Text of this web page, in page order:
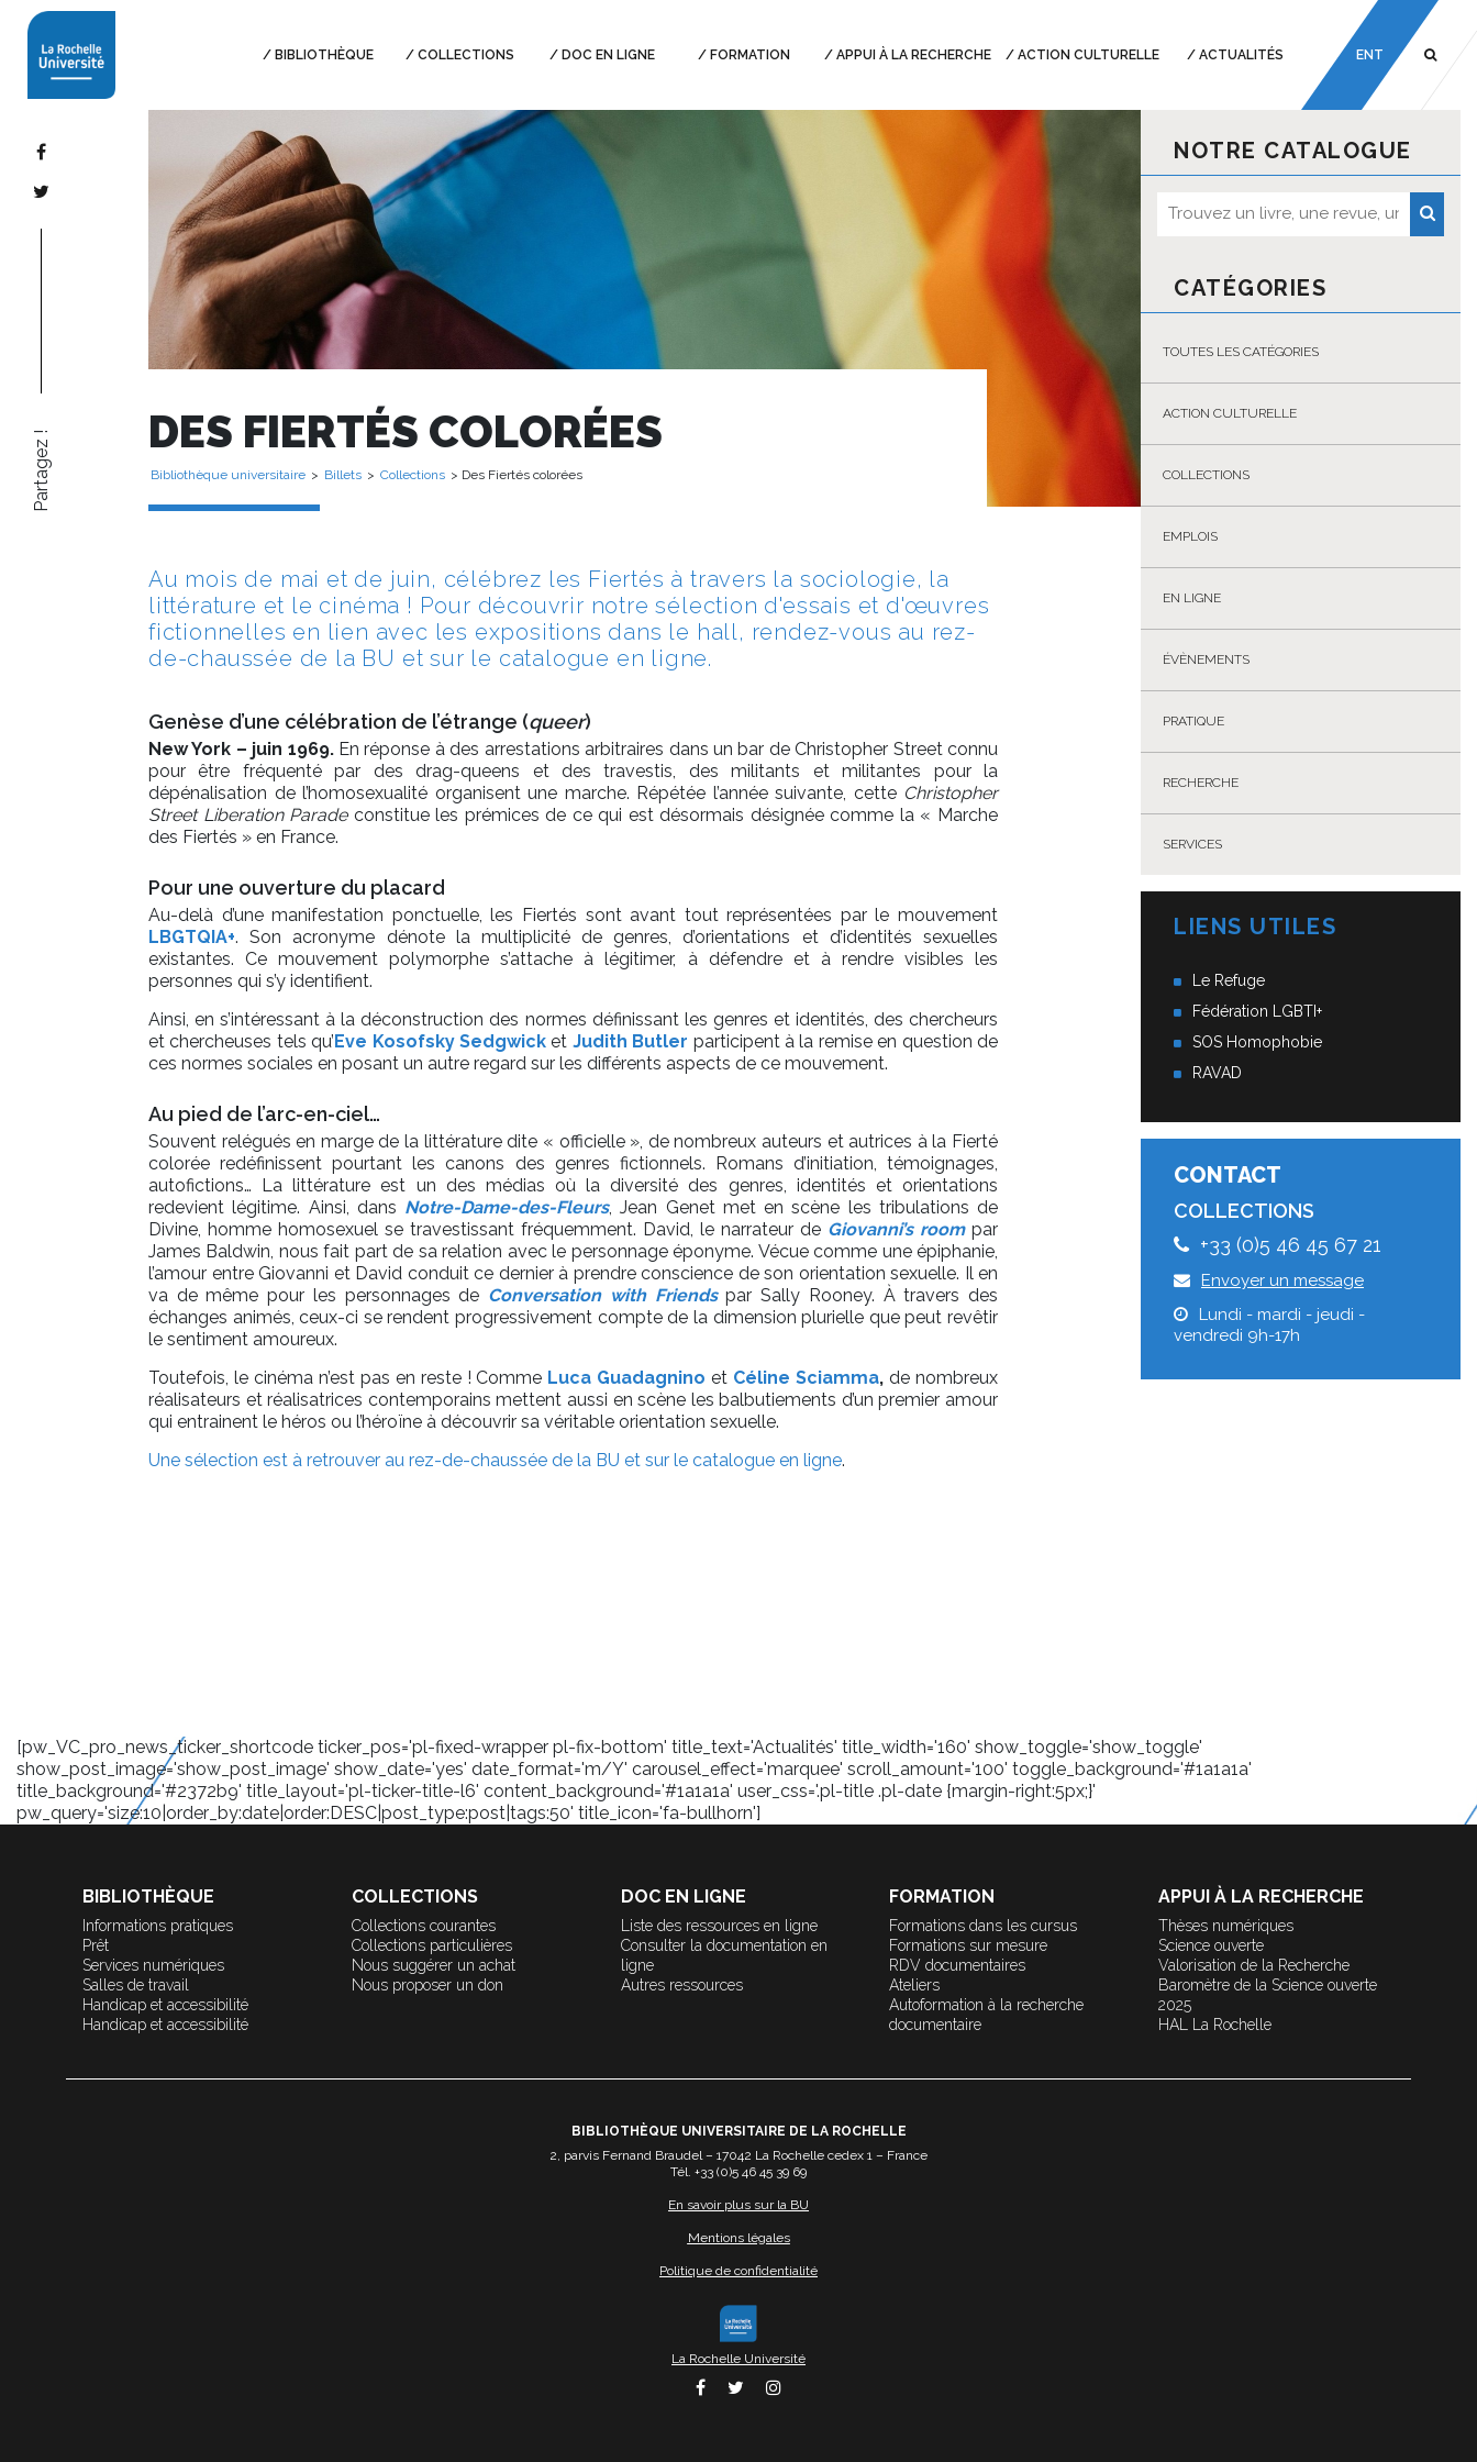
BIBLIOTHÈQUE COLLECTIONS DOC EN LIGNE FORMATION APPUI À LA RECHERCHE ACTION CULTURELLE ACTUALITÉS ENT
Partagez ! DES FIERTÉS COLORÉES
Bibliothèque universitaire > Billets > Collections > Des Fiertés colorées
Au mois de mai et de juin, célébrez les Fiertés à travers la sociologie, la
littérature et le cinéma ! Pour découvrir notre sélection d'essais et d'œuvres
fictionnelles en lien avec les expositions dans le hall, rendez-vous au rez-
de-chaussée de la BU et sur le catalogue en ligne.
Genèse d’une célébration de l’étrange (queer)
New York – juin 1969. En réponse à des arrestations arbitraires dans un bar de Christopher Street connu
pour être fréquenté par des drag-queens et des travestis, des militants et militantes pour la
dépénalisation de l’homosexualité organisent une marche. Répétée l’année suivante, cette Christopher
Street Liberation Paradeconstitue les prémices de ce qui est désormais désignée comme la « Marche
des Fiertés » en France.
Pour une ouverture du placard
Au-delà d’une manifestation ponctuelle, les Fiertés sont avant tout représentées par le mouvement
LBGTQIA+. Son acronyme dénote la multiplicité de genres, d’orientations et d’identités sexuelles
existantes. Ce mouvement polymorphe s’attache à légitimer, à défendre et à rendre visibles les
personnes qui s’y identifient.
Ainsi, en s’intéressant à la déconstruction des normes définissant les genres et identités, des chercheurs
et chercheuses tels qu’ Eve Kosofsky Sedgwick et Judith Butler participent à la remise en question de
ces normes sociales en posant un autre regard sur les différents aspects de ce mouvement.
Au pied de l’arc-en-ciel…
Souvent relégués en marge de la littératuredite « officielle », de nombreux auteurs et autrices à la Fierté
colorée redéfinissent pourtant les canons des genres fictionnels. Romans d’initiation, témoignages,
autofictions… La littérature est un des médias où la diversité des genres, identités et orientations
redevient légitime. Ainsi, dans Notre-Dame-des-Fleurs, Jean Genet met en scène les tribulations de
Divine, homme homosexuel se travestissant fréquemment. David, le narrateur de Giovanni’s roompar
James Baldwin, nous fait part de sa relation avec le personnage éponyme. Vécue comme une épiphanie,
l’amour entre Giovanni et David conduit ce dernier à prendre conscience de son orientation sexuelle. Il en
va de même pour les personnages de Conversation with Friendspar Sally Rooney. À travers des
échanges animés, ceux-ci se rendent progressivement compte de la dimension plurielle que peut revêtir
le sentiment amoureux.
Toutefois, le cinéma n’est pas en reste !Comme Luca Guadagnino et Céline Sciamma, de nombreux
réalisateurs et réalisatrices contemporains mettent aussi en scène les balbutiements d’un premier amour
qui entrainent le héros ou l’héroïne à découvrir sa véritable orientation sexuelle.
Une sélection est à retrouver au rez-de-chaussée de la BU et sur le catalogue en ligne.
NOTRE CATALOGUE
CATÉGORIES
TOUTES LES CATÉGORIES
ACTION CULTURELLE
COLLECTIONS
EMPLOIS
EN LIGNE
ÉVÈNEMENTS
PRATIQUE
RECHERCHE
SERVICES
LIENS UTILES
Le Refuge
Fédération LGBTI+
SOS Homophobie
RAVAD
CONTACT
COLLECTIONS
+33 (0)5 46 45 67 21
Envoyer un message
Lundi - mardi - jeudi -
vendredi 9h-17h
[pw_VC_pro_news_ticker_shortcode ticker_pos='pl-fixed-wrapper pl-fix-bottom' title_text='Actualités' title_width='160' show_toggle='show_toggle'
show_post_image='show_post_image' show_date='yes' date_format='m/Y' carousel_effect='marquee' scroll_amount='100' toggle_background='#1a1a1a'
title_background='#2372b9' title_layout='pl-ticker-title-l6' content_background='#1a1a1a' user_css='.pl-title .pl-date {margin-right:5px;}'
pw_query='size:10|order_by:date|order:DESC|post_type:post|tags:50' title_icon='fa-bullhorn']
BIBLIOTHÈQUE
Informations pratiques
Prêt
Services numériques
Salles de travail
Handicap et accessibilité
Handicap et accessibilité
COLLECTIONS
Collections courantes
Collections particulières
Nous suggérer un achat
Nous proposer un don
DOC EN LIGNE
Liste des ressources en ligne
Consulter la documentation en
ligne
Autres ressources
FORMATION
Formations dans les cursus
Formations sur mesure
RDV documentaires
Ateliers
Autoformation à la recherche
documentaire
APPUI À LA RECHERCHE
Thèses numériques
Science ouverte
Valorisation de la Recherche
Baromètre de la Science ouverte
2025
HAL La Rochelle
BIBLIOTHÈQUE UNIVERSITAIRE DE LA ROCHELLE
2, parvis Fernand Braudel – 17042 La Rochelle cedex 1 – France
Tél. +33 (0)5 46 45 39 69
En savoir plus sur la BU
Mentions légales
Politique de confidentialité
La Rochelle Université